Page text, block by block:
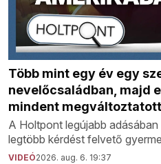
Több mint egy év egy
nevelőcsaládban, majd
mindent megváltoztatott
A Holtpont legújabb
legtöbb kérdést felvető
VIDEÓ2026. aug. 6. 19:37